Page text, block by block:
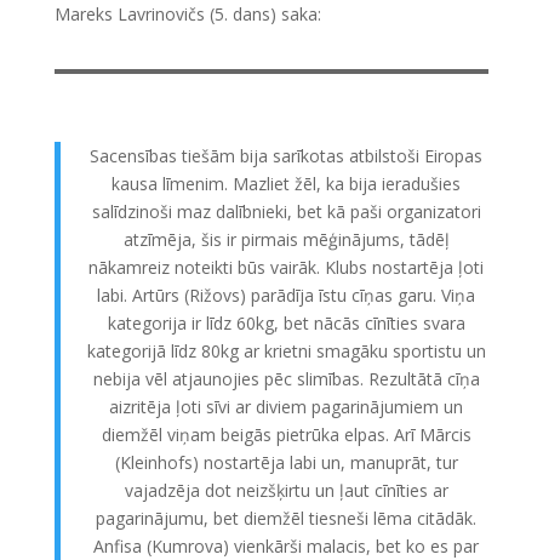
Mareks Lavrinovičs (5. dans) saka:
Sacensības tiešām bija sarīkotas atbilstoši Eiropas
kausa līmenim. Mazliet žēl, ka bija ieradušies
salīdzinoši maz dalībnieki, bet kā paši organizatori
atzīmēja, šis ir pirmais mēģinājums, tādēļ
nākamreiz noteikti būs vairāk. Klubs nostartēja ļoti
labi. Artūrs (Rižovs) parādīja īstu cīņas garu. Viņa
kategorija ir līdz 60kg, bet nācās cīnīties svara
kategorijā līdz 80kg ar krietni smagāku sportistu un
nebija vēl atjaunojies pēc slimības. Rezultātā cīņa
aizritēja ļoti sīvi ar diviem pagarinājumiem un
diemžēl viņam beigās pietrūka elpas. Arī Mārcis
(Kleinhofs) nostartēja labi un, manuprāt, tur
vajadzēja dot neizšķirtu un ļaut cīnīties ar
pagarinājumu, bet diemžēl tiesneši lēma citādāk.
Anfisa (Kumrova) vienkārši malacis, bet ko es par